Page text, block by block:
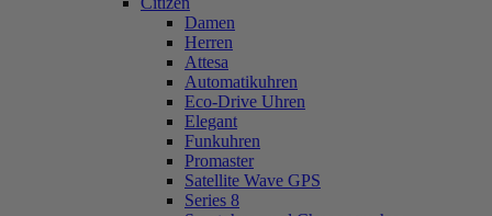
Damen
Herren
Attesa
Automatikuhren
Eco-Drive Uhren
Elegant
Funkuhren
Promaster
Satellite Wave GPS
Series 8